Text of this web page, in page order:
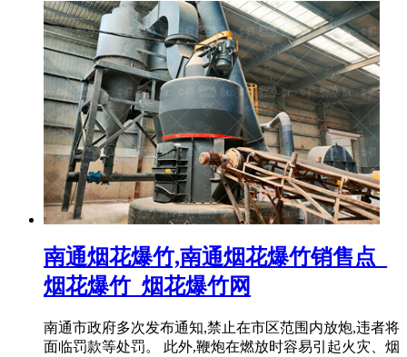
南通烟花爆竹,南通烟花爆竹销售点_
烟花爆竹_烟花爆竹网
南通市政府多次发布通知,禁止在市区范围内放炮,违者将
面临罚款等处罚。 此外,鞭炮在燃放时容易引起火灾、烟